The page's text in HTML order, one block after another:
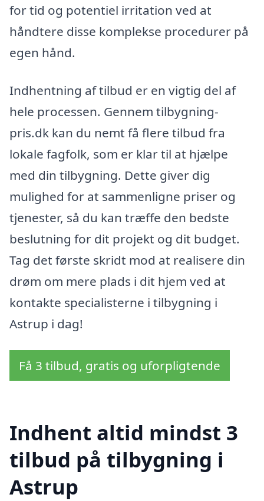
for tid og potentiel irritation ved at
håndtere disse komplekse procedurer på
egen hånd.
Indhentning af tilbud er en vigtig del af
hele processen. Gennem tilbygning-
pris.dk kan du nemt få flere tilbud fra
lokale fagfolk, som er klar til at hjælpe
med din tilbygning. Dette giver dig
mulighed for at sammenligne priser og
tjenester, så du kan træffe den bedste
beslutning for dit projekt og dit budget.
Tag det første skridt mod at realisere din
drøm om mere plads i dit hjem ved at
kontakte specialisterne i tilbygning i
Astrup i dag!
Få 3 tilbud, gratis og uforpligtende
Indhent altid mindst 3
tilbud på tilbygning i
Astrup